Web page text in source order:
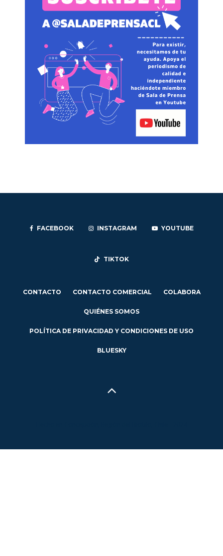
FACEBOOK INSTAGRAM YOUTUBE
TIKTOK
CONTACTO CONTACTO COMERCIAL COLABORA
QUIÉNES SOMOS
POLÍTICA DE PRIVACIDAD Y CONDICIONES DE USO
BLUESKY